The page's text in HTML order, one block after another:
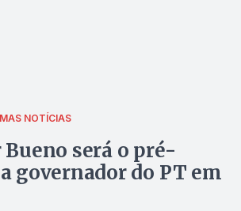
NOTÍCIAS
Bueno será o pré-
governador do PT em